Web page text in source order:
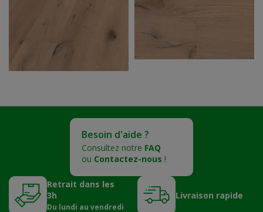
Besoin d'aide ?
Consultez notre FAQ
ou Contactez-nous !
Retrait dans les
3h
Du lundi au vendredi
Livraison rapide